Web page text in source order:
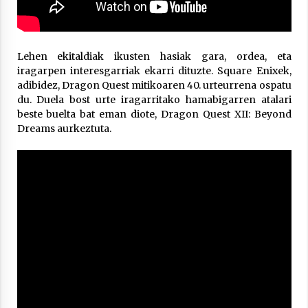
Lehen ekitaldiak ikusten hasiak gara, ordea, eta
iragarpen interesgarriak ekarri dituzte. Square Enixek,
adibidez, Dragon Quest mitikoaren 40. urteurrena ospatu
du. Duela bost urte iragarritako hamabigarren atalari
beste buelta bat eman diote, Dragon Quest XII: Beyond
Dreams aurkeztuta.